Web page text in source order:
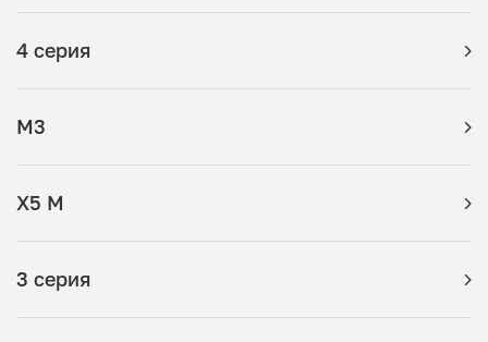
4 серия
M3
X5 M
3 серия